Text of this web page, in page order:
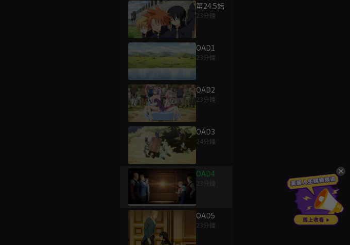
第24.5話
23分鐘
OAD1
23分鐘
OAD2
23分鐘
OAD3
24分鐘
OAD4
OAD5
23分鐘